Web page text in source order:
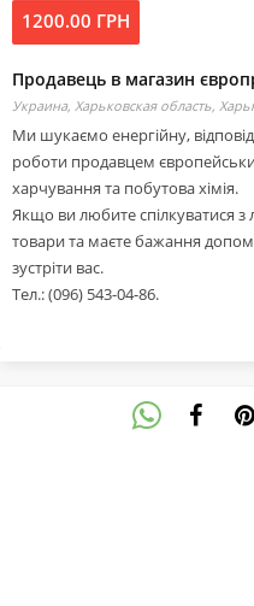
1200.00 ГРН
Продавець в магазин
Украина, Харьковская область,
Ми шукаємо енергійну,
роботи продавцем
харчування та побутова хімія.
Якщо ви любите спілкуватися
товари та маєте бажання
зустріти вас.
Тел.: (096) 543-04-86.